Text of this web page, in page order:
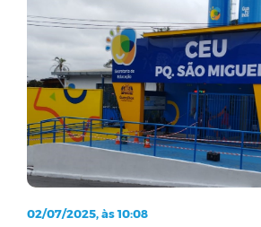
02/07/2025, às 10:08